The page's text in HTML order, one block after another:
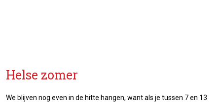
Helse zomer
We blijven nog even in de hitte hangen, want als je tussen 7 en 13